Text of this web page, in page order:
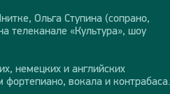
Ольга Ступина (сопрано,
телеканале «Культура», шоу
немецких и английских
вокала и контрабаса.